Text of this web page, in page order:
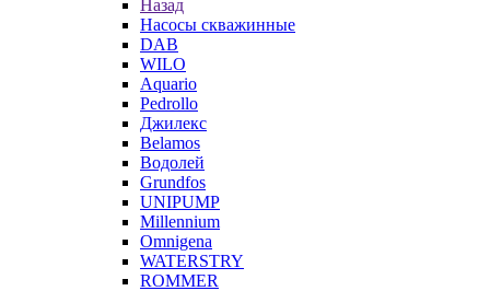
Назад
Насосы скважинные
DAB
WILO
Aquario
Pedrollo
Джилекс
Belamos
Водолей
Grundfos
UNIPUMP
Millennium
Omnigena
WATERSTRY
ROMMER